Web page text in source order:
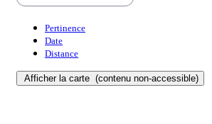
Pertinence
Date
Distance
Afficher la carte (contenu non-accessible)